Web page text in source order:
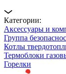
Категории:
Аксессуары и
Группа
Котлы
Термоблоки
Горелки